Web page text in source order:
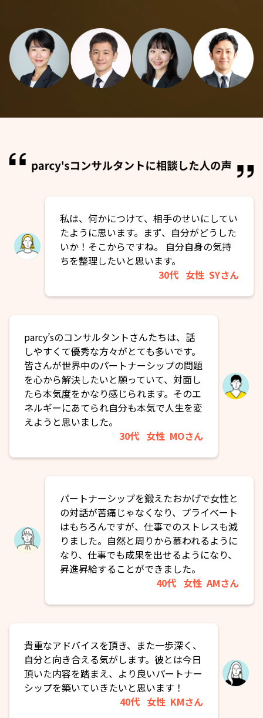
私は、何かにつけて、相手のせいにしてい
たように思います。まず、自分がどうした
いか！そこからですね。 自分自身の気持
ちを整理したいと思います。
30代 女性 SYさん
parcy’sのコンサルタントさんたちは、話
しやすくて優秀な方々がとても多いです。
皆さんが世界中のパートナーシップの問題
を心から解決したいと願っていて、対面し
たら本気度をかなり感じられます。そのエ
ネルギーにあてられ自分も本気で人生を変
えようと思いました。
30代 女性 MOさん
パートナーシップを鍛えたおかげで女性と
の対話が苦痛じゃなくなり、プライベート
はもちろんですが、仕事でのストレスも減
りました。自然と周りから慕われるように
なり、仕事でも成果を出せるようになり、
昇進昇給することができました。
40代 女性 AMさん
貴重なアドバイスを頂き、また一歩深く、
自分と向き合える気がします。彼とは今日
頂いた内容を踏まえ、より良いパートナー
シップを築いていきたいと思います！
40代 女性 KMさん